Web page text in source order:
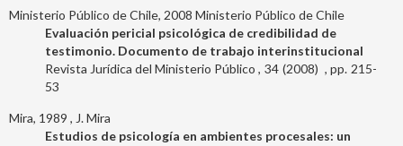
Ministerio Público de Chile, 2008 Ministerio Público de Chile
Evaluación pericial psicológica de credibilidad de
testimonio. Documento de trabajo interinstitucional
Revista Jurídica del Ministerio Público
34 2008
215-
53
Mira, 1989
J. Mira
Estudios de psicología en ambientes procesales: un